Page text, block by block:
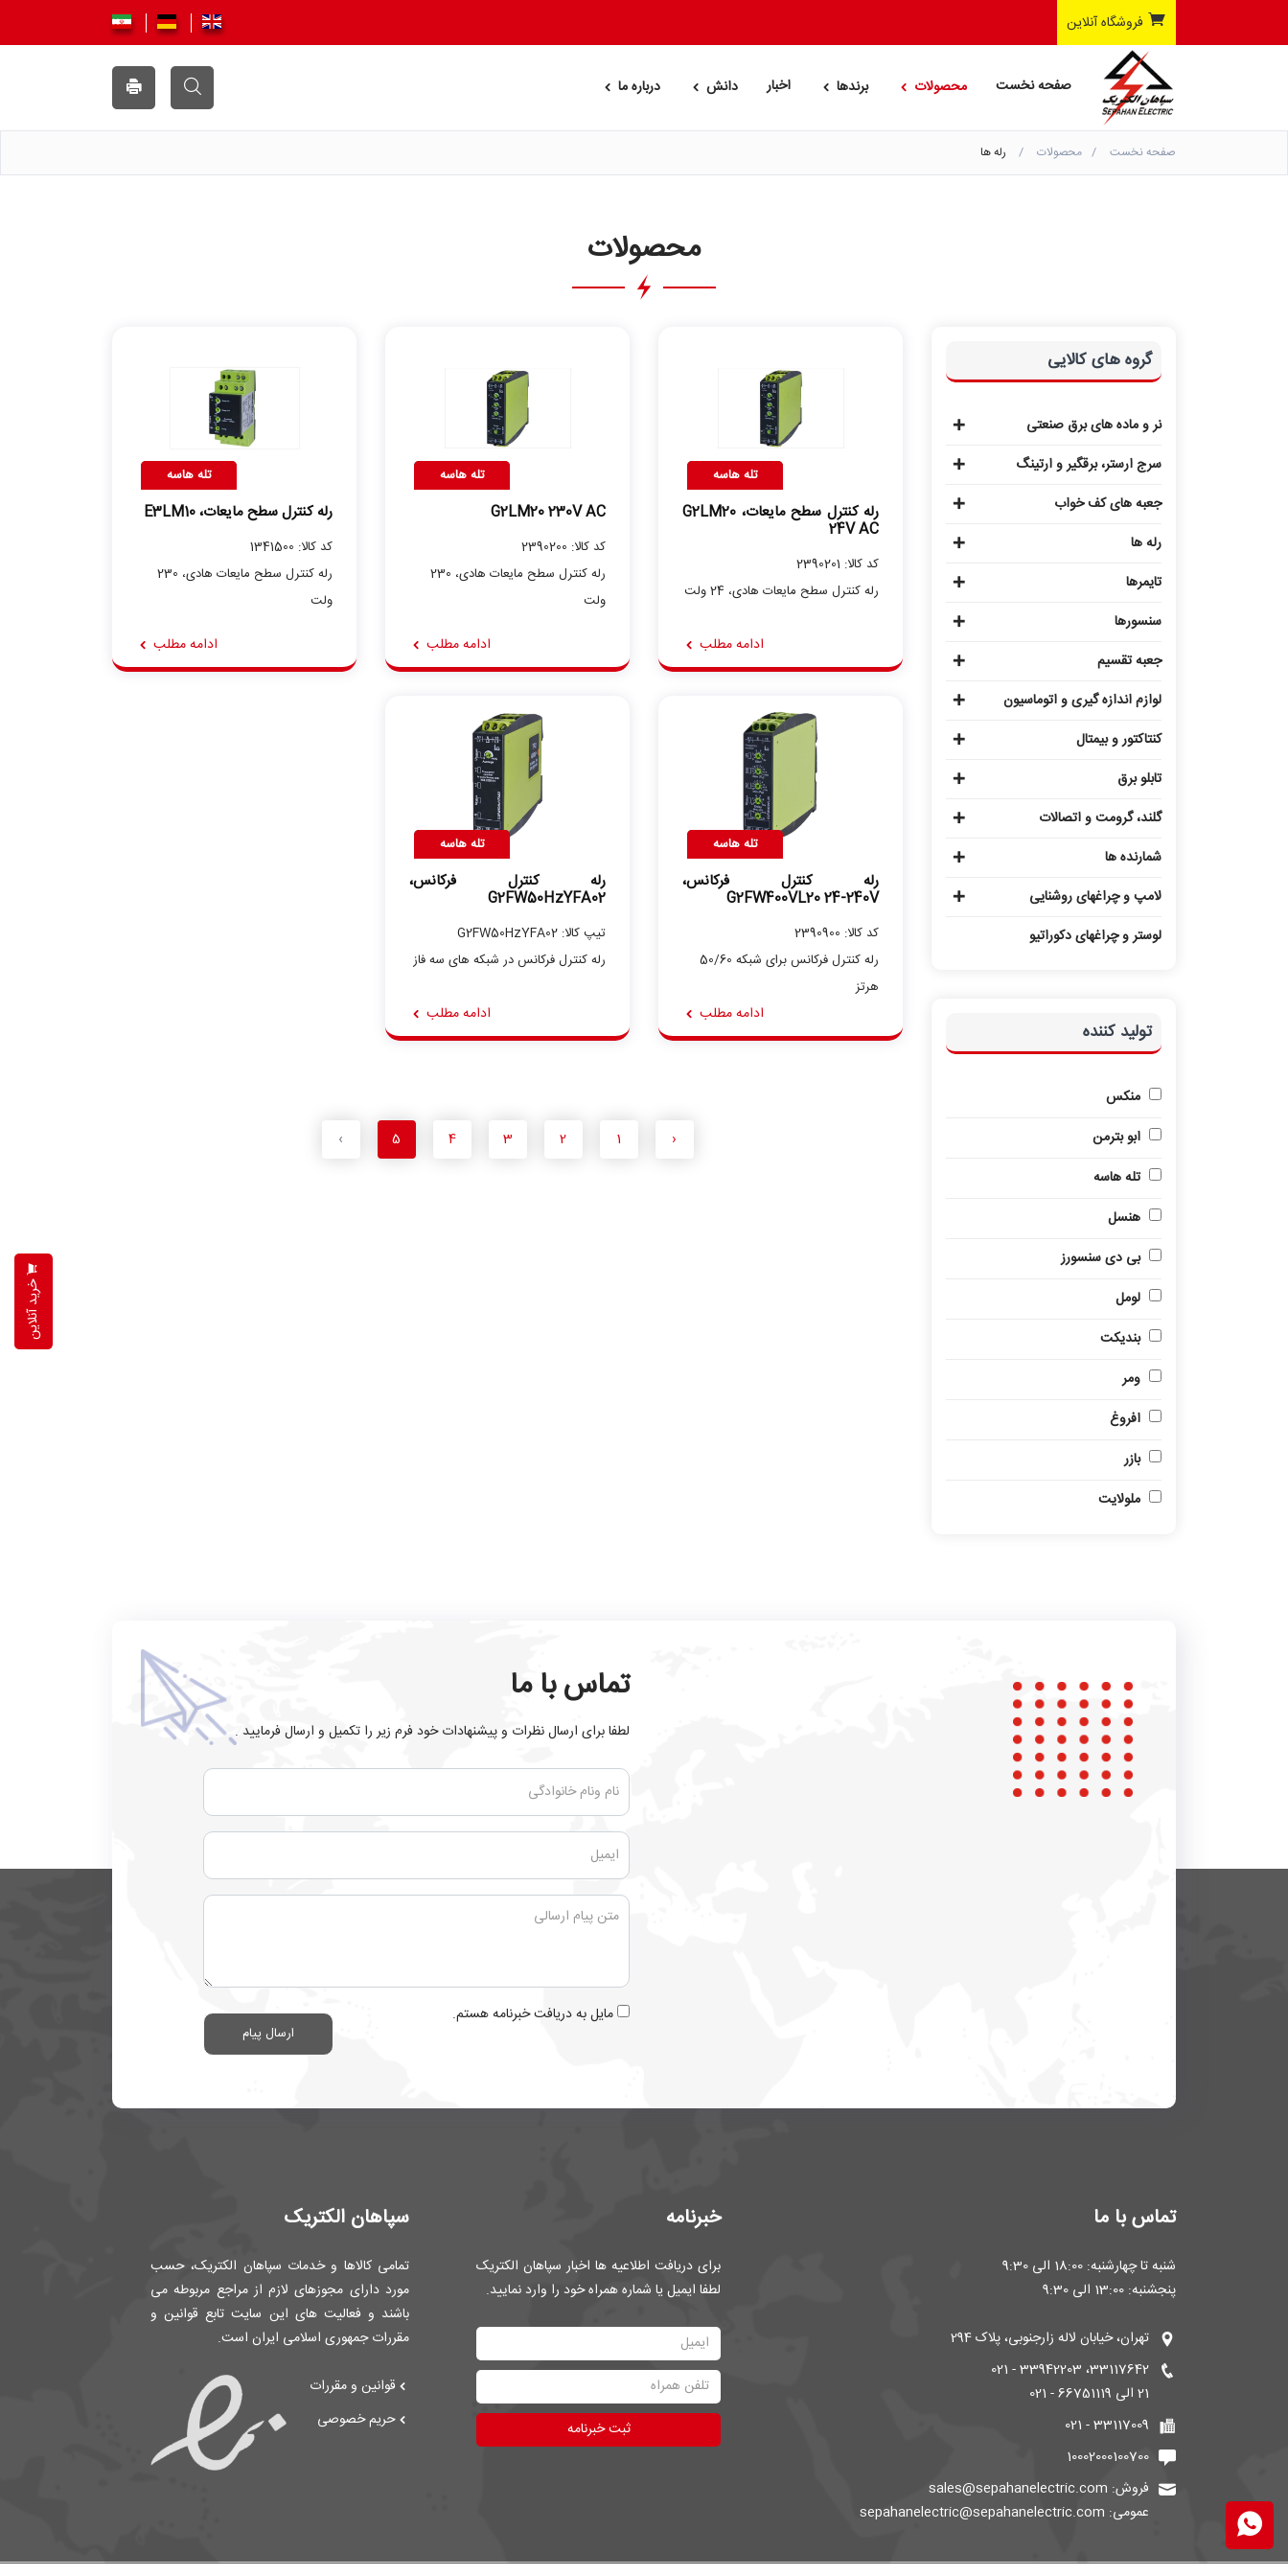
فروشگاه آنلاین
صفحه نخست محصولات برندها اخبار دانش درباره ما
صفحه نخست محصولات رله ها
محصولات
گروه های کالایی
نر و ماده های برق صنعتی
سرج ارستر، برقگیر و ارتینگ
جعبه های کف خواب
رله ها
تایمرها
سنسورها
جعبه تقسیم
لوازم اندازه گیری و اتوماسیون
کنتاکتور و بیمتال
تابلو برق
گلند، گرومت و اتصالات
شمارنده ها
لامپ و چراغهای روشنایی
لوستر و چراغهای دکوراتیو
تولید کننده
منکس
ابو بترمن
تله هاسه
هنسل
بی دی سنسورز
لومل
بندیکت
ومر
افروغ
بازر
ملولایت
تله هاسه
رله کنترل سطح مایعات، G2LM20
24V AC
کد کالا: 2390201
رله کنترل سطح مایعات هادی، 24 ولت
ادامه مطلب
تله هاسه
G2LM20 230V AC
کد کالا: 2390200
رله کنترل سطح مایعات هادی، 230
ولت
ادامه مطلب
تله هاسه
رله کنترل سطح مایعات، E3LM10
کد کالا: 1341500
رله کنترل سطح مایعات هادی، 230
ولت
ادامه مطلب
تله هاسه
رله کنترل فرکانس،
G2FW400VL20 24-240V
کد کالا: 2390900
رله کنترل فرکانس برای شبکه 50/60
هرتز
ادامه مطلب
تله هاسه
رله کنترل فرکانس،
G2FW50HzYFA02
تیپ کالا: G2FW50HzYFA02
رله کنترل فرکانس در شبکه های سه فاز
ادامه مطلب
‹
1
2
3
4
5
›
تماس با ما
لطفا برای ارسال نظرات و پیشنهادات خود فرم زیر را تکمیل و ارسال فرمایید .
مایل به دریافت خبرنامه هستم.
ارسال پیام
تماس با ما
شنبه تا چهارشنبه: 18:00 الی 9:30
پنجشنبه: 13:00 الی 9:30
تهران، خیابان لاله زارجنوبی، پلاک 294
33117642، 33942203 - 021
21 الی 66751119 - 021
33117009 - 021
10002000100700
فروش: sales@sepahanelectric.com
عمومی: sepahanelectric@sepahanelectric.com
خبرنامه
برای دریافت اطلاعیه ها اخبار سپاهان الکتریک
لطفا ایمیل یا شماره همراه خود را وارد نمایید.
ثبت خبرنامه
سپاهان الکتریک
تمامی کالاها و خدمات سپاهان الکتریک، حسب
مورد دارای مجوزهای لازم از مراجع مربوطه می
باشند و فعالیت های این سایت تابع قوانین و
مقررات جمهوری اسلامی ایران است.
قوانین و مقررات
حریم خصوصی
خرید آنلاین